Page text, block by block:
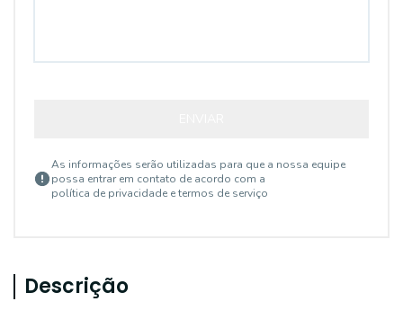
As informações serão utilizadas para que a nossa equipe
possa entrar em contato de acordo com a
política de privacidade e termos de serviço
Descrição